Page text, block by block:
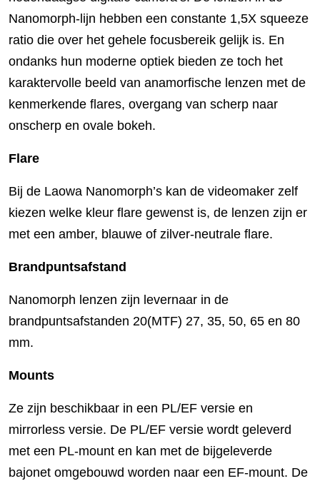
Nanomorph-lijn hebben een constante 1,5X squeeze
ratio die over het gehele focusbereik gelijk is. En
ondanks hun moderne optiek bieden ze toch het
karaktervolle beeld van anamorfische lenzen met de
kenmerkende flares, overgang van scherp naar
onscherp en ovale bokeh.
Flare
Bij de Laowa Nanomorph’s kan de videomaker zelf
kiezen welke kleur flare gewenst is, de lenzen zijn er
met een amber, blauwe of zilver-neutrale flare.
Brandpuntsafstand
Nanomorph lenzen zijn levernaar in de
brandpuntsafstanden 20(MTF) 27, 35, 50, 65 en 80
mm.
Mounts
Ze zijn beschikbaar in een PL/EF versie en
mirrorless versie. De PL/EF versie wordt geleverd
met een PL-mount en kan met de bijgeleverde
bajonet omgebouwd worden naar een EF-mount. De